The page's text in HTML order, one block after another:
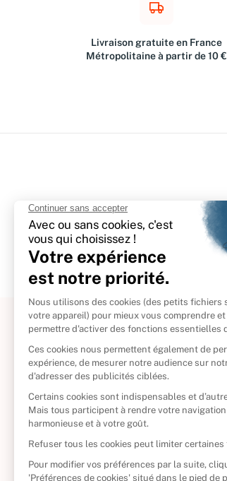
Livraison gratuite en France
Métropolitaine à partir de 10 €
À propos
Politique de retour
Reprendre vos livres
Qui sommes-nous ?
CD d'occasion